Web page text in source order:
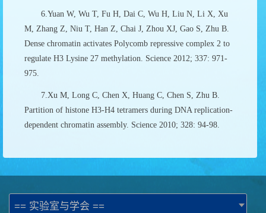
6.Yuan W, Wu T, Fu H, Dai C, Wu H, Liu N, Li X, Xu
M, Zhang Z, Niu T, Han Z, Chai J, Zhou XJ, Gao S, Zhu B.
Dense chromatin activates Polycomb repressive complex 2 to
regulate H3 Lysine 27 methylation. Science 2012; 337: 971-
975.
7.Xu M, Long C, Chen X, Huang C, Chen S, Zhu B.
Partition of histone H3-H4 tetramers during DNA replication-
dependent chromatin assembly. Science 2010; 328: 94-98.
== 实验室与学会 ==